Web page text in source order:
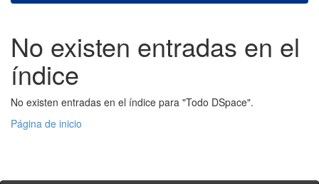
No existen entradas en el
índice
No existen entradas en el índice para "Todo DSpace".
Página de inicio